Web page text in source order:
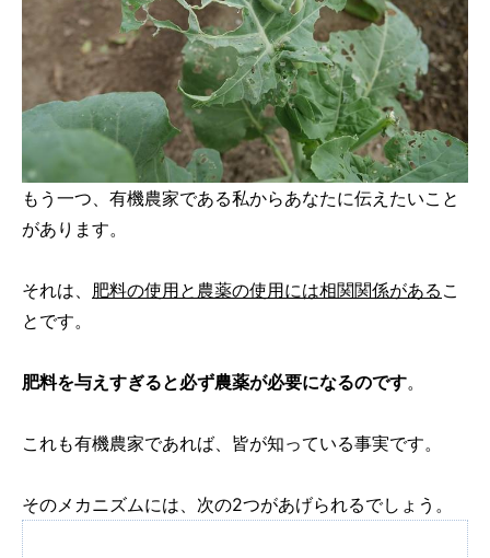
もう一つ、有機農家である私からあなたに伝えたいこと
があります。
それは、 肥料の使用と農薬の使用には相関関係がある こ
とです。
肥料を与えすぎると必ず農薬が必要になるのです。
これも有機農家であれば、皆が知っている事実です。
そのメカニズムには、次の2つがあげられるでしょう。